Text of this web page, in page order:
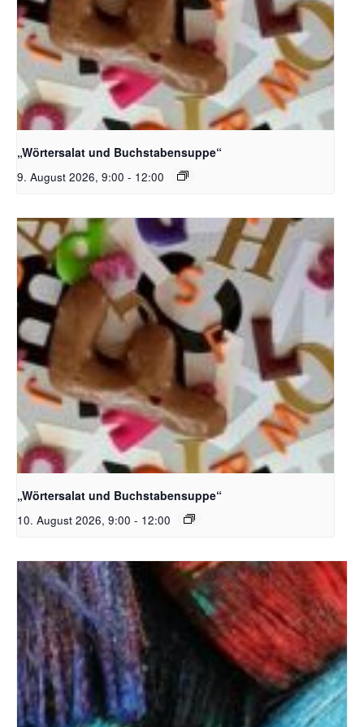
Bildquelle_ Pixabay Free_Christoph Meinersmann
„Wörtersalat und Buchstabensuppe“
9. August 2026, 9:00 - 12:00
Bildquelle_ Pixabay Free_Christoph Meinersmann
„Wörtersalat und Buchstabensuppe“
10. August 2026, 9:00 - 12:00